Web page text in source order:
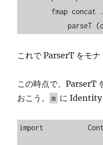
これで ParserT をモナ
この時点で、ParserT
おこう。
m に Identity
import